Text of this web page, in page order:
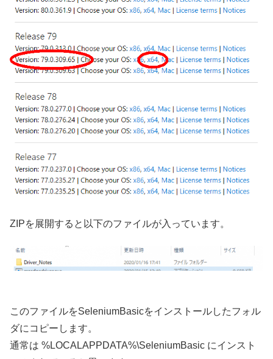
ZIPを展開すると以下のファイルが入っています。
このファイルをSeleniumBasicをインストールしたフォル
ダにコピーします。
通常は %LOCALAPPDATA%\SeleniumBasic にインスト